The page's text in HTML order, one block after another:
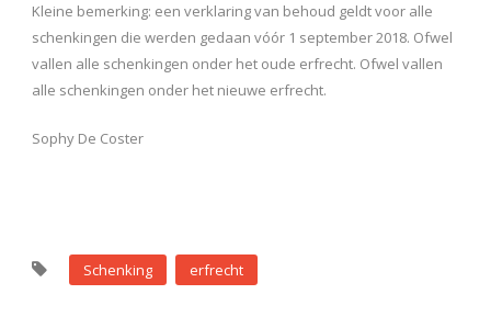
Kleine bemerking: een verklaring van behoud geldt voor alle
schenkingen die werden gedaan vóór 1 september 2018. Ofwel
vallen alle schenkingen onder het oude erfrecht. Ofwel vallen
alle schenkingen onder het nieuwe erfrecht.
Sophy De Coster
Schenking erfrecht